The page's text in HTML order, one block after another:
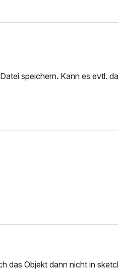
speichern. Kann es evtl.
das Objekt dann nicht in